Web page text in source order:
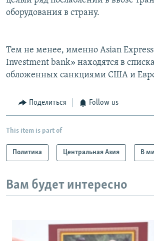
оборудования в страну.
Тем не менее, именно Asian
Investment bank» находятся в
обложенных санкциями США и
Поделиться Follow us
This item is part of
Политика Центральная Азия В
Вам будет интересно